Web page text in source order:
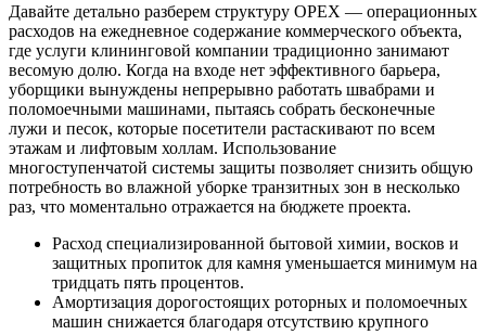
Давайте детально разберем структуру OPEX — операционных
расходов на ежедневное содержание коммерческого объекта,
где услуги клининговой компании традиционно занимают
весомую долю. Когда на входе нет эффективного барьера,
уборщики вынуждены непрерывно работать швабрами и
поломоечными машинами, пытаясь собрать бесконечные
лужи и песок, которые посетители растаскивают по всем
этажам и лифтовым холлам. Использование
многоступенчатой системы защиты позволяет снизить общую
потребность во влажной уборке транзитных зон в несколько
раз, что моментально отражается на бюджете проекта.
Расход специализированной бытовой химии, восков и
защитных пропиток для камня уменьшается минимум на
тридцать пять процентов.
Амортизация дорогостоящих роторных и поломоечных
машин снижается благодаря отсутствию крупного